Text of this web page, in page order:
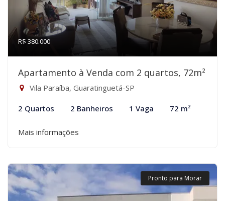
R$ 380.000
Apartamento à Venda com 2 quartos, 72m²
Vila Paraíba, Guaratinguetá-SP
2 Quartos 2 Banheiros 1 Vaga 72 m²
Mais informações
Pronto para Morar